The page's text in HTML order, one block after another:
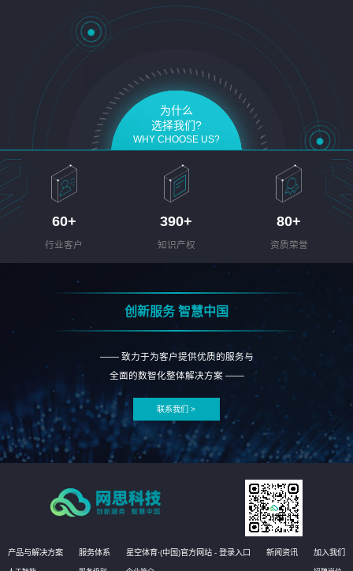
为什么
选择我们?
WHY CHOOSE US?
60+
行业客户
390+
知识产权
80+
资质荣誉
创新服务 智慧中国
—— 致力于为客户提供优质的服务与
全面的数智化整体解决方案 ——
联系我们 >
产品与解决方案 服务体系 星空体育·(中国)官方网站 - 登录入口 新闻资讯 加入我们